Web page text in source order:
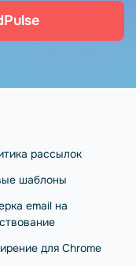
рассылок
шаблоны
email на
для Chrome